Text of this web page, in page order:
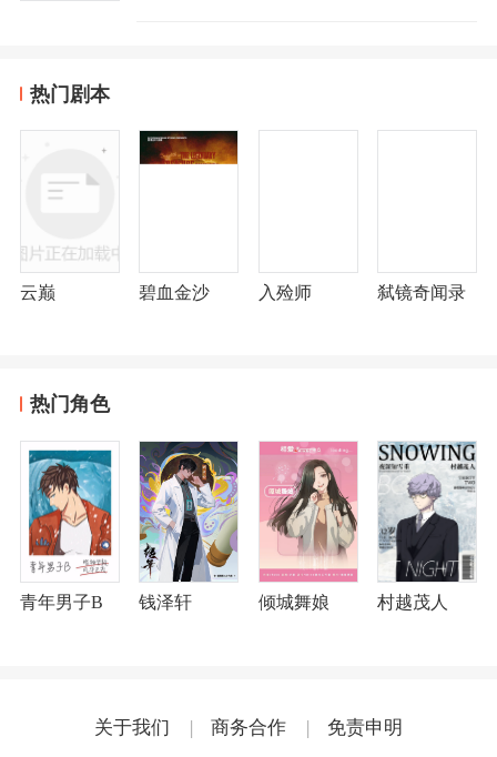
热门剧本
云巅 碧血金沙 入殓师 弑镜奇闻录
热门角色
青年男子B 钱泽轩 倾城舞娘 村越茂人
关于我们 商务合作 免责申明